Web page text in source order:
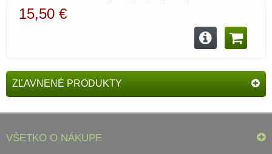
15,50 €
ZĽAVNENÉ PRODUKTY
VŠETKO O NÁKUPE